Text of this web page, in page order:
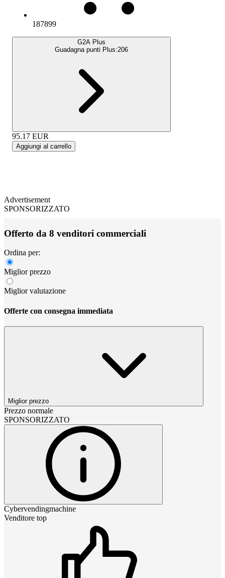
187899
G2A Plus
Guadagna punti Plus:206
95.17 EUR
Aggiungi al carrello
Advertisement
SPONSORIZZATO
Offerto da 8 venditori commerciali
Ordina per:
Miglior prezzo
Miglior valutazione
Offerte con consegna immediata
Miglior prezzo
Prezzo normale
SPONSORIZZATO
Cybervendingmachine
Venditore top